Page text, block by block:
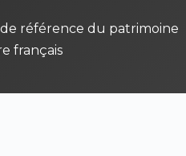
référence du patrimoine
français